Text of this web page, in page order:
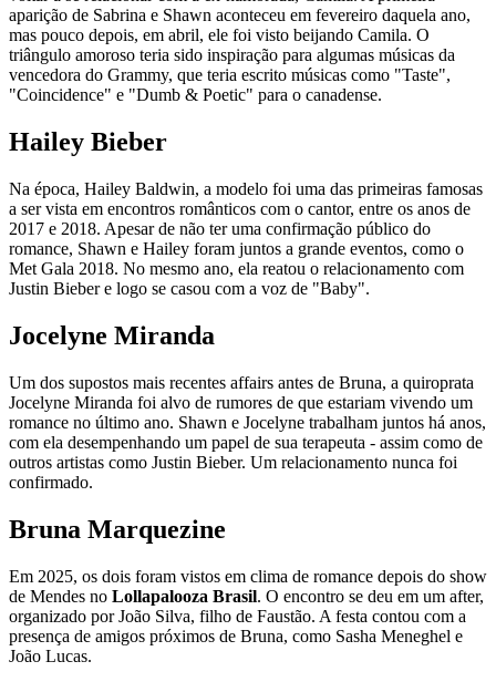
aparição de Sabrina e Shawn aconteceu em fevereiro daquela ano,
mas pouco depois, em abril, ele foi visto beijando Camila. O
triângulo amoroso teria sido inspiração para algumas músicas da
vencedora do Grammy, que teria escrito músicas como "Taste",
"Coincidence" e "Dumb & Poetic" para o canadense.
Hailey Bieber
Na época, Hailey Baldwin, a modelo foi uma das primeiras famosas
a ser vista em encontros românticos com o cantor, entre os anos de
2017 e 2018. Apesar de não ter uma confirmação público do
romance, Shawn e Hailey foram juntos a grande eventos, como o
Met Gala 2018. No mesmo ano, ela reatou o relacionamento com
Justin Bieber e logo se casou com a voz de "Baby".
Jocelyne Miranda
Um dos supostos mais recentes affairs antes de Bruna, a quiroprata
Jocelyne Miranda foi alvo de rumores de que estariam vivendo um
romance no último ano. Shawn e Jocelyne trabalham juntos há anos,
com ela desempenhando um papel de sua terapeuta - assim como de
outros artistas como Justin Bieber. Um relacionamento nunca foi
confirmado.
Bruna Marquezine
Em 2025, os dois foram vistos em clima de romance depois do show
de Mendes no Lollapalooza Brasil. O encontro se deu em um after,
organizado por João Silva, filho de Faustão. A festa contou com a
presença de amigos próximos de Bruna, como Sasha Meneghel e
João Lucas.